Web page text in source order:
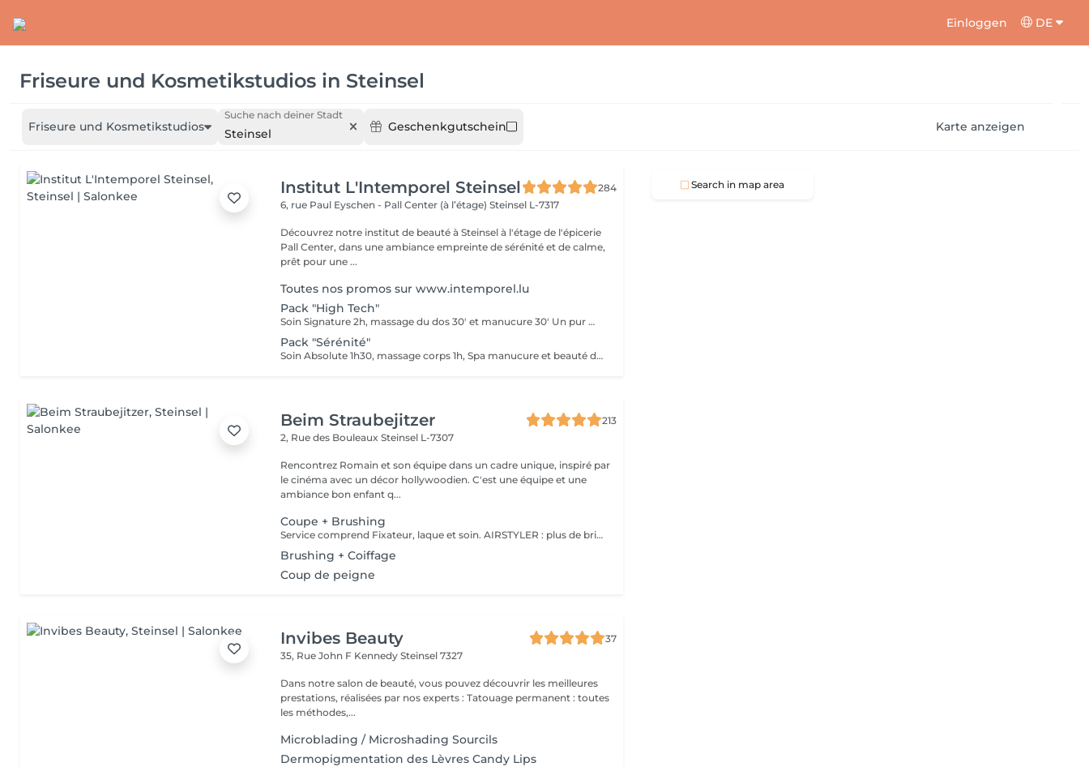
Einloggen DE
Friseure und Kosmetikstudios in Steinsel
Friseure und Kosmetikstudios
Suche nach deiner Stadt
Steinsel Geschenkgutschein Karte anzeigen
Institut L'Intemporel Steinsel
284
6, rue Paul Eyschen - Pall Center (à l’étage)Steinsel L-7317
Découvrez notre institut de beauté à Steinsel à l'étage de l'épicerie
Pall Center, dans une ambiance empreinte de sérénité et de calme,
prêt pour une ...
Toutes nos promos sur www.intemporel.lu
Pack "High Tech"
Soin Signature 2h, massage du dos 30' et manucure 30' Un pur moment de détente et de déconnection complète
Pack "Sérénité"
Soin Absolute 1h30, massage corps 1h, Spa manucure et beauté des pieds Le luxe, le calme et la détente, magique ...
Beim Straubejitzer
213
2, Rue des BouleauxSteinsel L-7307
Rencontrez Romain et son équipe dans un cadre unique, inspiré par
le cinéma avec un décor hollywoodien. C'est une équipe et une
ambiance bon enfant q...
Coupe + Brushing
Service comprend Fixateur, laque et soin. AIRSTYLER : plus de brillance et de ténacité qu'un brushing. JocoStyler: un lisseur, lissage et soin, qui donne la brillance spectaculaire.
Brushing + Coiffage
Coup de peigne
Invibes Beauty
37
35, Rue John F KennedySteinsel 7327
Dans notre salon de beauté, vous pouvez découvrir les meilleures
prestations, réalisées par nos experts : Tatouage permanent : toutes
les méthodes,...
Microblading / Microshading Sourcils
Dermopigmentation des Lèvres Candy Lips
Search in map area